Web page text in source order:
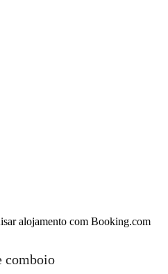
alojamento com Booking.com
comboio